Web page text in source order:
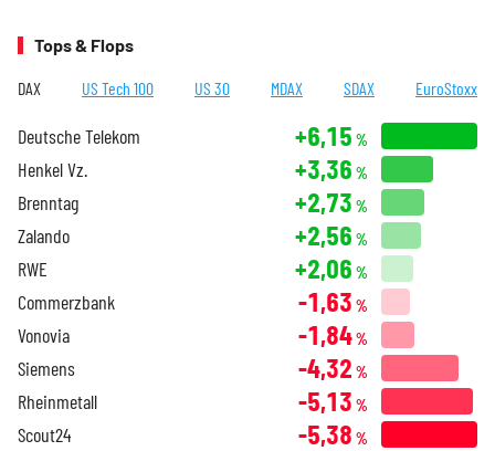
Tops & Flops
DAX US Tech 100 US 30 MDAX SDAX EuroStoxx
Deutsche Telekom +6,15 %
Henkel Vz. +3,36 %
Brenntag +2,73 %
Zalando +2,56 %
RWE +2,06 %
Commerzbank -1,63 %
Vonovia -1,84%
Siemens -4,32 %
Rheinmetall -5,13 %
Scout24 -5,38 %